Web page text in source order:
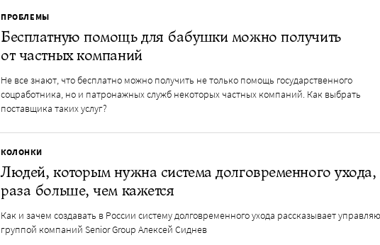
ПРОБЛЕМЫ
Бесплатную помощь для бабушки можно получить
от частных компаний
Не все знают, что бесплатно можно получить не только помощь государственного
соцработника, но и патронажных служб некоторых частных компаний. Как выбрать
поставщика таких услуг?
КОЛОНКИ
Людей, которым нужна система долговременного ухода,
раза больше, чем кажется
Как и зачем создавать в России систему долговременного ухода рассказывает
группой компаний Senior Group Алексей Сиднев